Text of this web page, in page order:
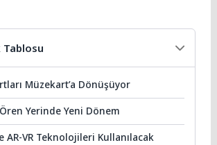
Müzekart’a Dönüşüyor
Yerinde Yeni Dönem
AR-VR Teknolojileri Kullanılacak